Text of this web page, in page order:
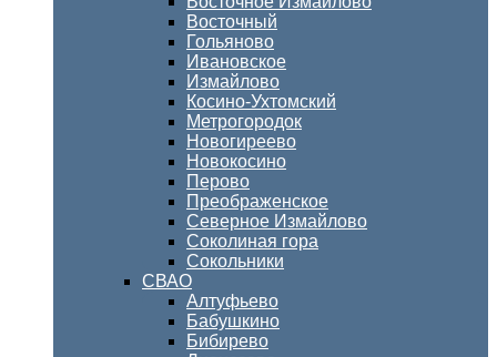
Восточный
Гольяново
Ивановское
Измайлово
Косино-Ухтомский
Метрогородок
Новогиреево
Новокосино
Перово
Преображенское
Северное Измайлово
Соколиная гора
Сокольники
СВАО
Алтуфьево
Бабушкино
Бибирево